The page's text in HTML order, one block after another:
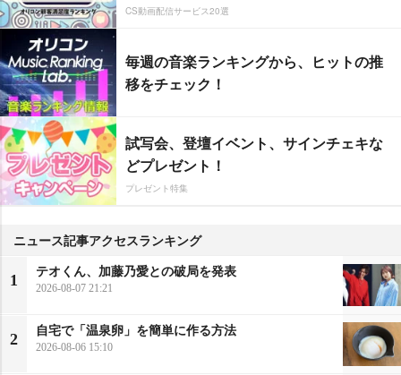
CS動画配信サービス20選
毎週の音楽ランキングから、ヒットの推
移をチェック！
試写会、登壇イベント、サインチェキな
どプレゼント！
プレゼント特集
ニュース記事アクセスランキング
1
テオくん、加藤乃愛との破局を発表
2026-08-07 21:21
2
自宅で「温泉卵」を簡単に作る方法
2026-08-06 15:10